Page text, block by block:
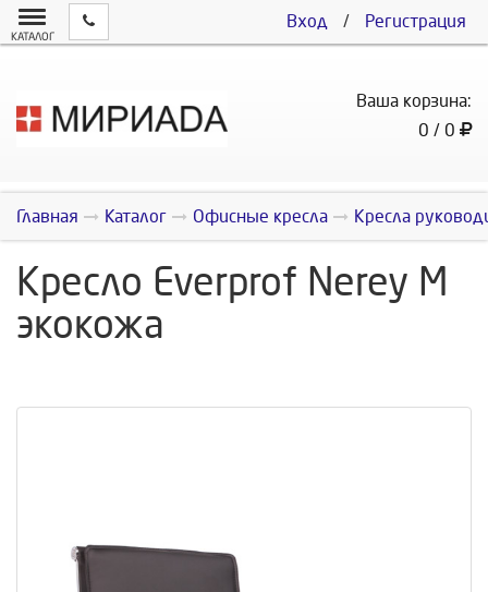
Вход / Регистрация
КАТАЛОГ
Ваша корзина:
0 / 0
Главная Каталог Офисные кресла Кресла
Кресло Everprof Nerey M
экокожа